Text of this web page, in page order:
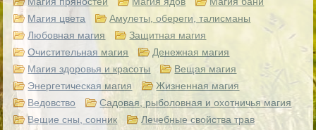
Магия цвета
Амулеты, обереги, талисманы
Любовная магия
Защитная магия
Очистительная магия
Денежная магия
Магия здоровья и красоты
Вещая магия
Энергетическая магия
Жизненная магия
Ведовство
Садовая, рыболовная и охотничья магия
Вещие сны, сонник
Лечебные свойства трав